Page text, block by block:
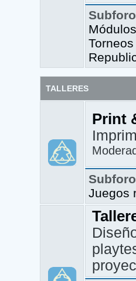
TALLERES
Print
Juegos